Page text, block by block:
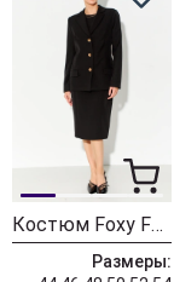
Костюм Foxy Fox 1692 черный
Размеры: